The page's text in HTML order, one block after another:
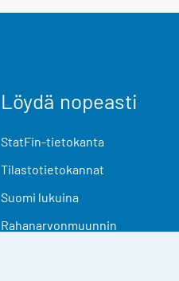
Löydä nopeasti
StatFin-tietokanta
Tilastotietokannat
Suomi lukuina
Rahanarvonmuunnin